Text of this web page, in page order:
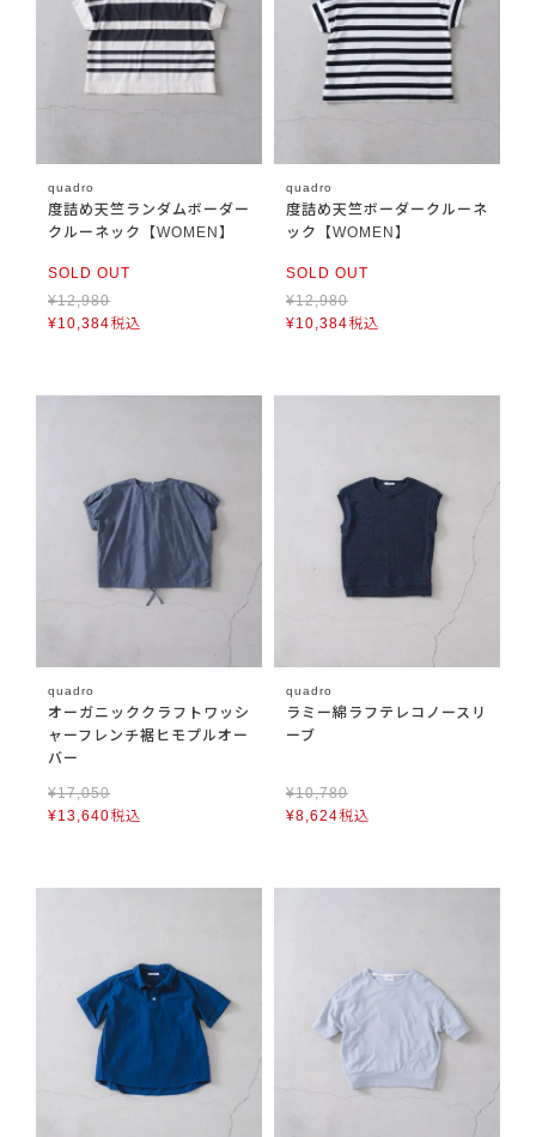
quadro
度詰め天竺ランダムボーダー
クルーネック【WOMEN】
SOLD OUT
¥12,980
¥10,384税込
quadro
度詰め天竺ボーダークルーネ
ック【WOMEN】
SOLD OUT
¥12,980
¥10,384税込
quadro
オーガニッククラフトワッシ
ャーフレンチ裾ヒモプルオー
バー
¥17,050
¥13,640税込
quadro
ラミー綿ラフテレコノースリ
ーブ
¥10,780
¥8,624税込